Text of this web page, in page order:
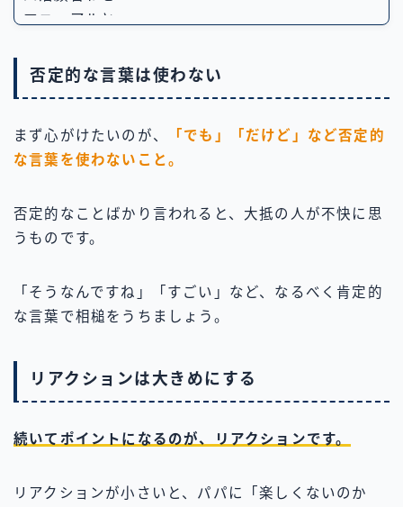
否定的な言葉は使わない
まず心がけたいのが、
「でも」「だけど」など否定的
な言葉を使わないこと。
否定的なことばかり言われると、大抵の人が不快に思
うものです。
「そうなんですね」「すごい」など、なるべく肯定的
な言葉で相槌をうちましょう。
リアクションは大きめにする
続いてポイントになるのが、リアクションです。
リアクションが小さいと、パパに「楽しくないのか